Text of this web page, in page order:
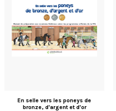
En selle vers les poneys de
bronze, d'argent et d'or